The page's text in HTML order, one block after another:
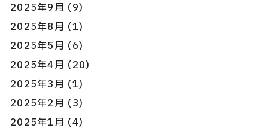
2025年9月 (9)
2025年8月 (1)
2025年5月 (6)
2025年4月 (20)
2025年3月 (1)
2025年2月 (3)
2025年1月 (4)